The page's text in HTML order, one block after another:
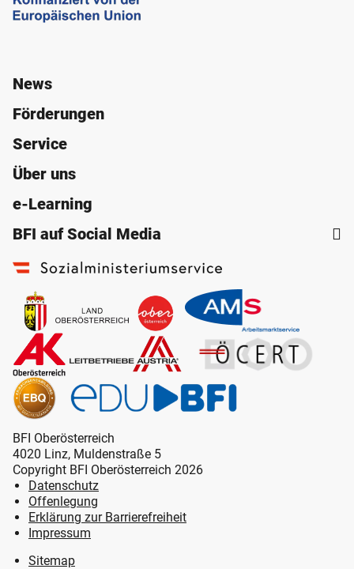
News
Förderungen
Service
Über uns
e-Learning
BFI auf Social Media
BFI Oberösterreich
4020 Linz, Muldenstraße 5
Copyright BFI Oberösterreich 2026
Datenschutz
Offenlegung
Erklärung zur Barrierefreiheit
Impressum
Sitemap